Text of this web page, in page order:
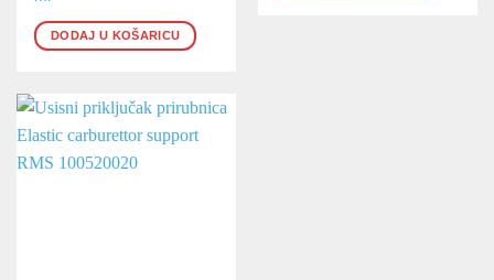
DODAJ U KOŠARICU